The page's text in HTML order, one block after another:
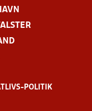
POLITIK